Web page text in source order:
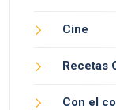
Cine
Recetas
Con el